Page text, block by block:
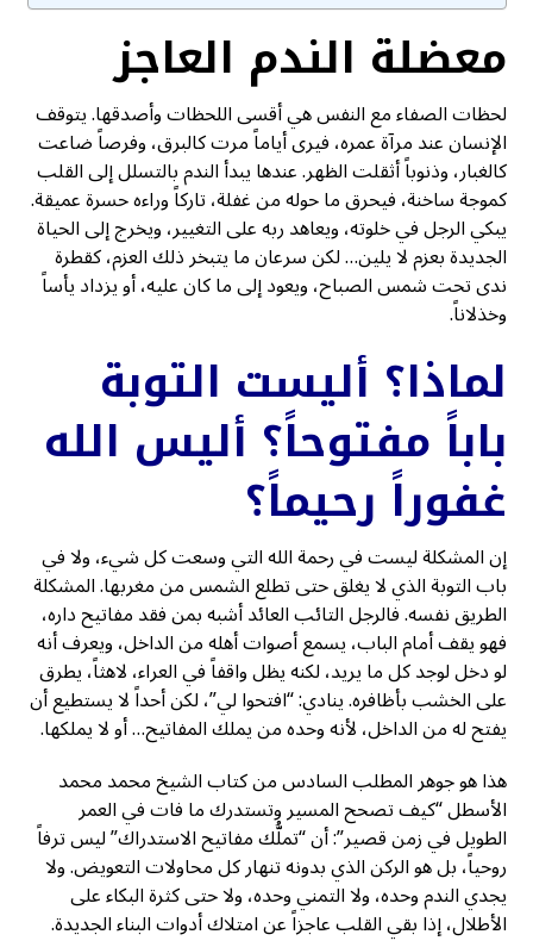
معضلة الندم العاجز
لحظات الصفاء مع النفس هي أقسى اللحظات وأصدقها. يتوقف
الإنسان عند مرآة عمره، فيرى أياماً مرت كالبرق، وفرصاً ضاعت
كالغبار، وذنوباً أثقلت الظهر. عندها يبدأ الندم بالتسلل إلى القلب
كموجة ساخنة، فيحرق ما حوله من غفلة، تاركاً وراءه حسرة عميقة.
يبكي الرجل في خلوته، ويعاهد ربه على التغيير، ويخرج إلى الحياة
الجديدة بعزم لا يلين… لكن سرعان ما يتبخر ذلك العزم، كقطرة
ندى تحت شمس الصباح، ويعود إلى ما كان عليه، أو يزداد يأساً
وخذلاناً.
لماذا؟ أليست التوبة
باباً مفتوحاً؟ أليس الله
غفوراً رحيماً؟
إن المشكلة ليست في رحمة الله التي وسعت كل شيء، ولا في
باب التوبة الذي لا يغلق حتى تطلع الشمس من مغربها. المشكلة
الطريق نفسه. فالرجل التائب العائد أشبه بمن فقد مفاتيح داره،
فهو يقف أمام الباب، يسمع أصوات أهله من الداخل، ويعرف أنه
لو دخل لوجد كل ما يريد، لكنه يظل واقفاً في العراء، لاهثاً، يطرق
على الخشب بأظافره. ينادي: “افتحوا لي”، لكن أحداً لا يستطيع أن
يفتح له من الداخل، لأنه وحده من يملك المفاتيح… أو لا يملكها.
هذا هو جوهر المطلب السادس من كتاب الشيخ محمد محمد
الأسطل “كيف تصحح المسير وتستدرك ما فات في العمر
الطويل في زمن قصير”: أن “تملُّك مفاتيح الاستدراك” ليس ترفاً
روحياً، بل هو الركن الذي بدونه تنهار كل محاولات التعويض. ولا
يجدي الندم وحده، ولا التمني وحده، ولا حتى كثرة البكاء على
الأطلال، إذا بقي القلب عاجزاً عن امتلاك أدوات البناء الجديدة.